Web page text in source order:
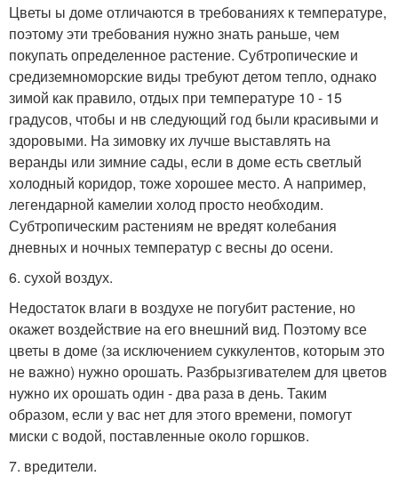
Цветы ы доме отличаются в требованиях к температуре,
поэтому эти требования нужно знать раньше, чем
покупать определенное растение. Субтропические и
средиземноморские виды требуют детом тепло, однако
зимой как правило, отдых при температуре 10 - 15
градусов, чтобы и нв следующий год были красивыми и
здоровыми. На зимовку их лучше выставлять на
веранды или зимние сады, если в доме есть светлый
холодный коридор, тоже хорошее место. А например,
легендарной камелии холод просто необходим.
Субтропическим растениям не вредят колебания
дневных и ночных температур с весны до осени.
6. сухой воздух.
Недостаток влаги в воздухе не погубит растение, но
окажет воздействие на его внешний вид. Поэтому все
цветы в доме (за исключением суккулентов, которым это
не важно) нужно орошать. Разбрызгивателем для цветов
нужно их орошать один - два раза в день. Таким
образом, если у вас нет для этого времени, помогут
миски с водой, поставленные около горшков.
7. вредители.